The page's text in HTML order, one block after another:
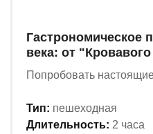
Гастрономическое
века: от
Попробовать
Тип: пешеходная
Длительность: 2 часа